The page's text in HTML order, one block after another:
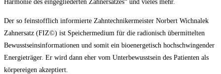
Harmonie des eingegliederten Zahnersatzes“ und vieles mehr.
Der so feinstofflich informierte Zahntechnikermeister Norbert Wichnalek
Zahnersatz (FIZ©) ist Speichermedium für die radionisch übermittelten
Bewusstseinsinformationen und somit ein bioenergetisch hochschwingender
Energieträger. Er wird dann eher vom Unterbewusstsein des Patienten als
körpereigen akzeptiert.